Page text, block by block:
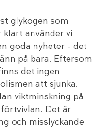
glykogen som
klart använder vi
goda nyheter – det
på bara. Eftersom
det ingen
att sjunka.
viktminskning på
Det är
och misslyckande.